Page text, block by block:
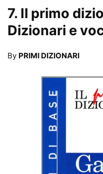
7. Il primo
Dizionari e
By PRIMI DIZIONARI